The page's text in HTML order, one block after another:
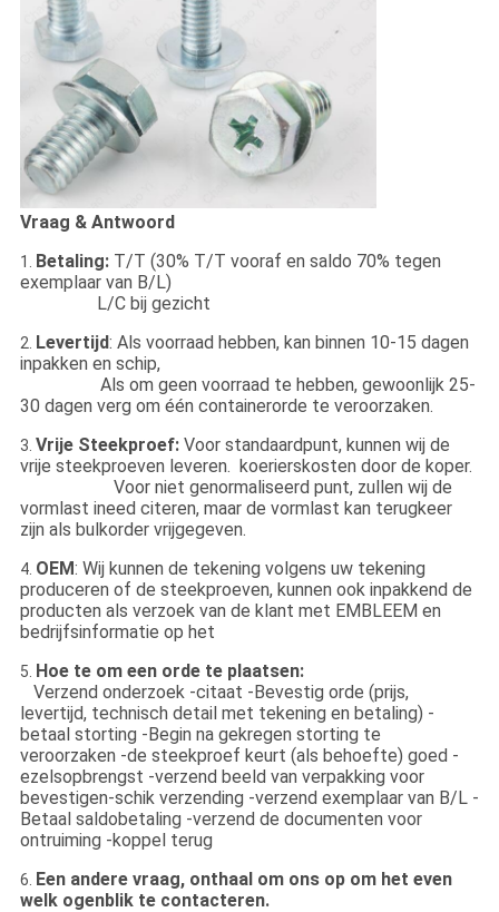
Vraag & Antwoord
1. Betaling:T/T (30% T/T vooraf en saldo 70% tegen
exemplaar van B/L)
L/C bij gezicht
2. Levertijd: Als voorraad hebben, kan binnen 10-15 dagen
inpakken en schip,
Als om geen voorraad te hebben, gewoonlijk 25-
30 dagen verg om één containerorde te veroorzaken.
3. Vrije Steekproef:Voor standaardpunt, kunnen wij de
vrije steekproeven leveren. koerierskosten door de koper.
Voor niet genormaliseerd punt, zullen wij de
vormlast ineed citeren, maar de vormlast kan terugkeer
zijn als bulkorder vrijgegeven.
4. OEM: Wij kunnen de tekening volgens uw tekening
produceren of de steekproeven, kunnen ook inpakkend de
producten als verzoek van de klant met EMBLEEM en
bedrijfsinformatie op het
5. Hoe te om een orde te plaatsen:
Verzend onderzoek -citaat -Bevestig orde (prijs,
levertijd, technisch detail met tekening en betaling) -
betaal storting -Begin na gekregen storting te
veroorzaken -de steekproef keurt (als behoefte) goed -
ezelsopbrengst -verzend beeld van verpakking voor
bevestigen-schik verzending -verzend exemplaar van B/L -
Betaal saldobetaling -verzend de documenten voor
ontruiming -koppel terug
6. Een andere vraag, onthaal om ons op om het even
welk ogenblik te contacteren.